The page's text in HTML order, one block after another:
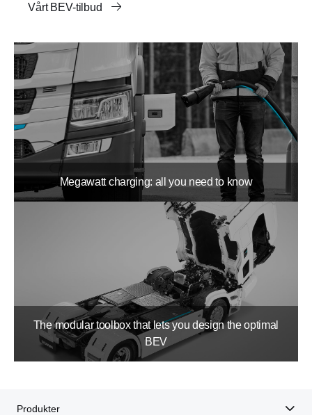
Vårt BEV-tilbud
Megawatt charging: all you need to know
The modular toolbox that lets you design the optimal
BEV
Produkter